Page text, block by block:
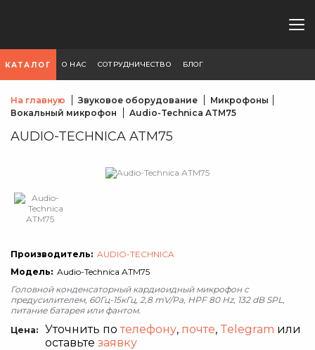
КАТАЛОГ О НАС СОТРУДНИЧЕСТВО БЛОГ
На главную Звуковое оборудование
Микрофоны
Вокальный микрофон
Audio-Technica ATM75
AUDIO-TECHNICA ATM75
Производитель: AUDIO-TECHNICA
Модель: Audio-Technica ATM75
Головной конденсаторный кардиоидный микрофон с
предусилителем, 60Гц-15кГц, 2,8 mV/Pa, HPF 80 Hz, 132 dB SPL,
питание батарея или фантом.
Цена:
Уточнить потелефону, почте, Telegram или
оставьте заявку